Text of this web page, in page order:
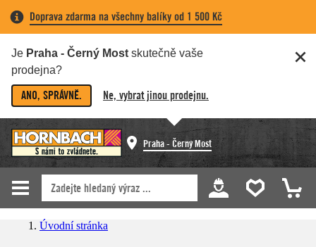
Doprava zdarma na všechny balíky od 1 500 Kč
Je Praha - Černý Most skutečně vaše
prodejna?
ANO, SPRÁVNĚ. Ne, vybrat jinou prodejnu.
Praha - Černý Most
Úvodní stránka